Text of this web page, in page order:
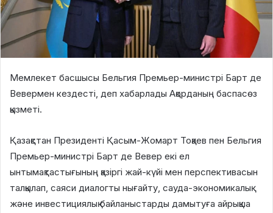
Мемлекет басшысы Бельгия Премьер-министрі Барт де
Вевермен кездесті, деп хабарлады Ақорданың баспасөз
қызметі.
Қазақстан Президенті Қасым-Жомарт Тоқаев пен Бельгия
Премьер-министрі Барт де Вевер екі ел
ынтымақтастығының қазіргі жай-күйі мен перспективасын
талқылап, саяси диалогты нығайту, сауда-экономикалық
және инвестициялық байланыстарды дамытуға айрықша